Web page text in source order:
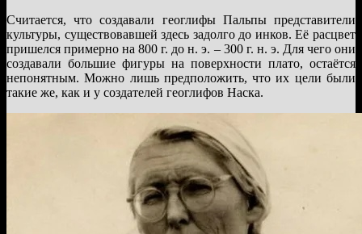
Считается, что создавали геоглифы Пальпы представители
культуры, существовавшей здесь задолго до инков. Её расцвет
пришелся примерно на 800 г. до н. э. – 300 г. н. э. Для чего они
создавали большие фигуры на поверхности плато, остаётся
непонятным. Можно лишь предположить, что их цели были
такие же, как и у создателей геоглифов Наска.